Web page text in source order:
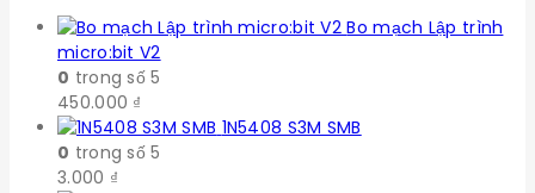
Bo mạch Lập trình
micro:bit V2
0 trong số 5
450.000 ₫
1N5408 S3M SMB
0 trong số 5
3.000 ₫